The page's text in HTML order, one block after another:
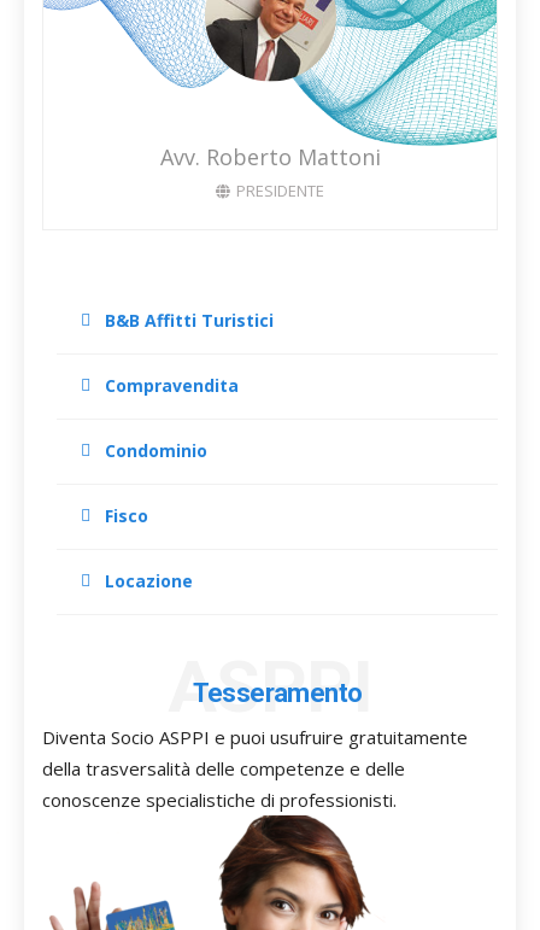
Avv. Roberto Mattoni
PRESIDENTE
B&B Affitti Turistici
Compravendita
Condominio
Fisco
Locazione
Tesseramento
ASPPI
Diventa Socio ASPPI e puoi usufruire gratuitamente
della trasversalità delle competenze e delle
conoscenze specialistiche di professionisti.